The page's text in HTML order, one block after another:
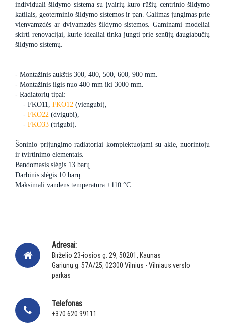
individuali šildymo sistema su įvairių kuro rūšių centrinio šildymo
katilais, geoterminio šildymo sistemos ir pan. Galimas jungimas prie
vienvamzdės ar dvivamzdės šildymo sistemos. Gaminami modeliai
skirti renovacijai, kurie idealiai tinka jungti prie senūjų daugiabučių
šildymo sistemų.
- Montažinis aukštis 300, 400, 500, 600, 900 mm.
- Montažinis ilgis nuo 400 mm iki 3000 mm.
- Radiatorių tipai:
- FKO11, FKO12 (viengubi),
- FKO22 (dvigubi),
- FKO33 (trigubi).
Šoninio prijungimo radiatoriai komplektuojami su akle, nuorintoju
ir tvirtinimo elementais.
Bandomasis slėgis 13 barų.
Darbinis slėgis 10 barų.
Maksimali vandens temperatūra +110 °C.
Adresai:
Birželio 23-iosios g. 29, 50201, Kaunas
Gariūnų g. 57A/25, 02300 Vilnius - Vilniaus verslo
parkas
Telefonas
+370 620 99111